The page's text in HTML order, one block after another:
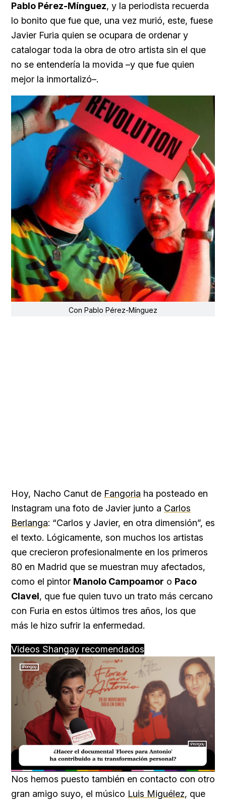
Pablo Pérez-Mínguez, y la periodista recuerda
lo bonito que fue que, una vez murió, este, fuese
Javier Furia quien se ocupara de ordenar y
catalogar toda la obra de otro artista sin el que
no se entendería la movida –y que fue quien
mejor la inmortalizó–.
Con Pablo Pérez-Mínguez
Hoy, Nacho Canut de Fangoria ha posteado en
Instagram una foto de Javier junto a Carlos
Berlanga: “Carlos y Javier, en otra dimensión”, es
el texto. Lógicamente, son muchos los artistas
que crecieron profesionalmente en los primeros
80 en Madrid que se muestran muy afectados,
como el pintor Manolo Campoamor o Paco
Clavel, que fue quien tuvo un trato más cercano
con Furia en estos últimos tres años, los que
más le hizo sufrir la enfermedad.
Videos Shangay recomendados
Unmute Loaded:
20.99%
Nos hemos puesto también en contacto con otro
gran amigo suyo, el músico Luis Miguélez, que